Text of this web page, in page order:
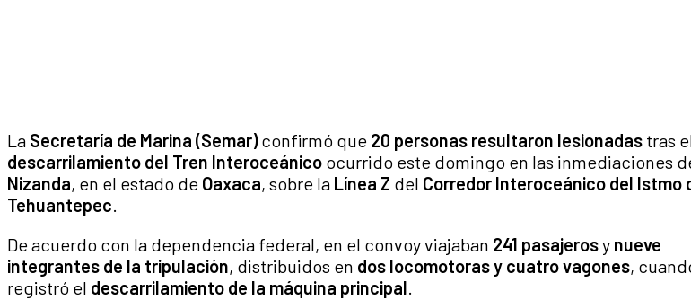
La Secretaría de Marina (Semar)confirmó que 20 personas resultaron lesionadas tras
descarrilamiento del Tren Interoceánico ocurrido este domingo en las inmediaciones
Nizanda, en el estado de Oaxaca, sobre la Línea Z del Corredor Interoceánico del Istmo
Tehuantepec.
De acuerdo con la dependencia federal, en el convoy viajaban 241 pasajerosy nueve
integrantes de la tripulación, distribuidos en dos locomotoras y cuatro vagones,
registró el descarrilamiento de la máquina principal.